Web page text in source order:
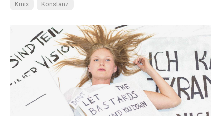
Kmix Konstanz